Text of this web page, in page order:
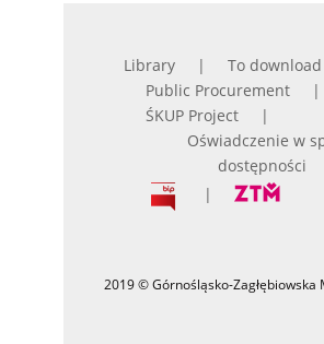
Library
To download
Public Procurement
ŚKUP Project
Oświadczenie w
dostępności
2019 © Górnośląsko-Zagłębiowska